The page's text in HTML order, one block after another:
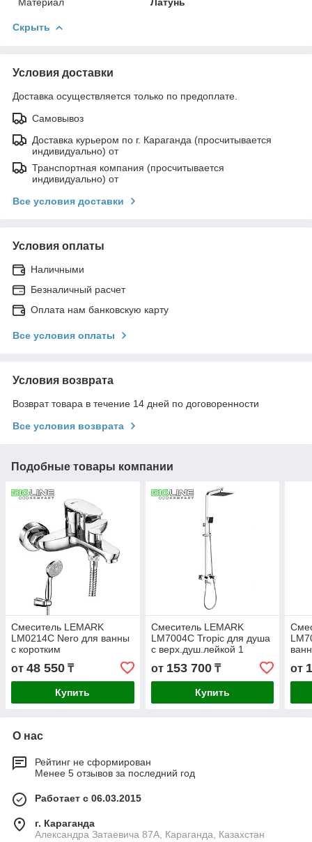
Скрыть
Условия доставки
Доставка осуществляется только по предоплате.
Самовывоз
Доставка курьером по г. Караганда (просчитывается
индивидуально) от
Транспортная компания (просчитывается
индивидуально) от
Все условия доставки
Условия оплаты
Наличными
Безналичный расчет
Оплата нам банковскую карту
Все условия оплаты
Условия возврата
Возврат товара в течение 14 дней по договоренности
Все условия возврата
Подобные товары компании
Смеситель LEMARK
LM0214C Nero для ванны
с коротким
изливом,дивертор с
керамич.пластинами,
хром
от 48 550 ₸
Купить
Смеситель LEMARK
LM7004C Tropic для душа
с верх.душ.лейкой 1
функция,поворотный
излив, хром
от 153 700₸
Купить
от
О нас
Рейтинг не сформирован
Менее 5 отзывов за последний год
Работает с 06.03.2015
г. Караганда
Александра Затаевича 87А, Караганда, Казахстан